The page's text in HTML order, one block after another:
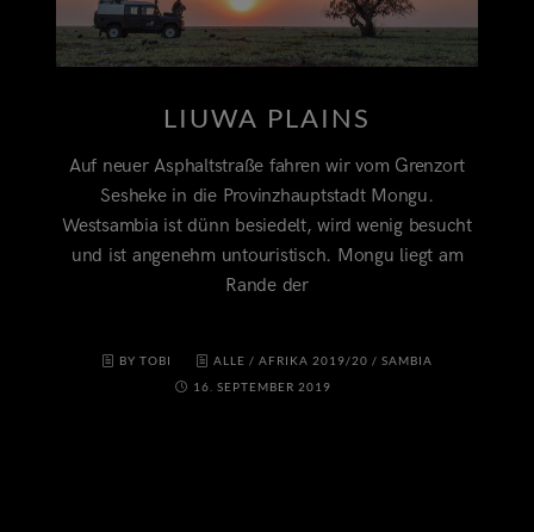
LIUWA PLAINS
Auf neuer Asphaltstraße fahren wir vom Grenzort
Sesheke in die Provinzhauptstadt Mongu.
Westsambia ist dünn besiedelt, wird wenig besucht
und ist angenehm untouristisch. Mongu liegt am
Rande der
BY TOBI ALLE / AFRIKA 2019/20 / SAMBIA
16. SEPTEMBER 2019